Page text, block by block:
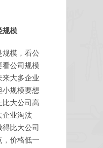
规模
模，看公
公司规模
大多企业
规模要想
大公司高
业淘汰
比大公司
价格低一